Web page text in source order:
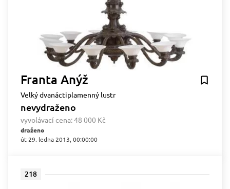
Franta Anýž
Velký dvanáctiplamenný lustr
nevydraženo
vyvolávací cena:48 000 Kč
draženo
út 29. ledna 2013, 00:00:00
218